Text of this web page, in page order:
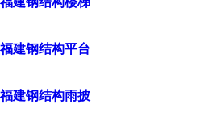
福建钢结构平台
福建钢结构雨披